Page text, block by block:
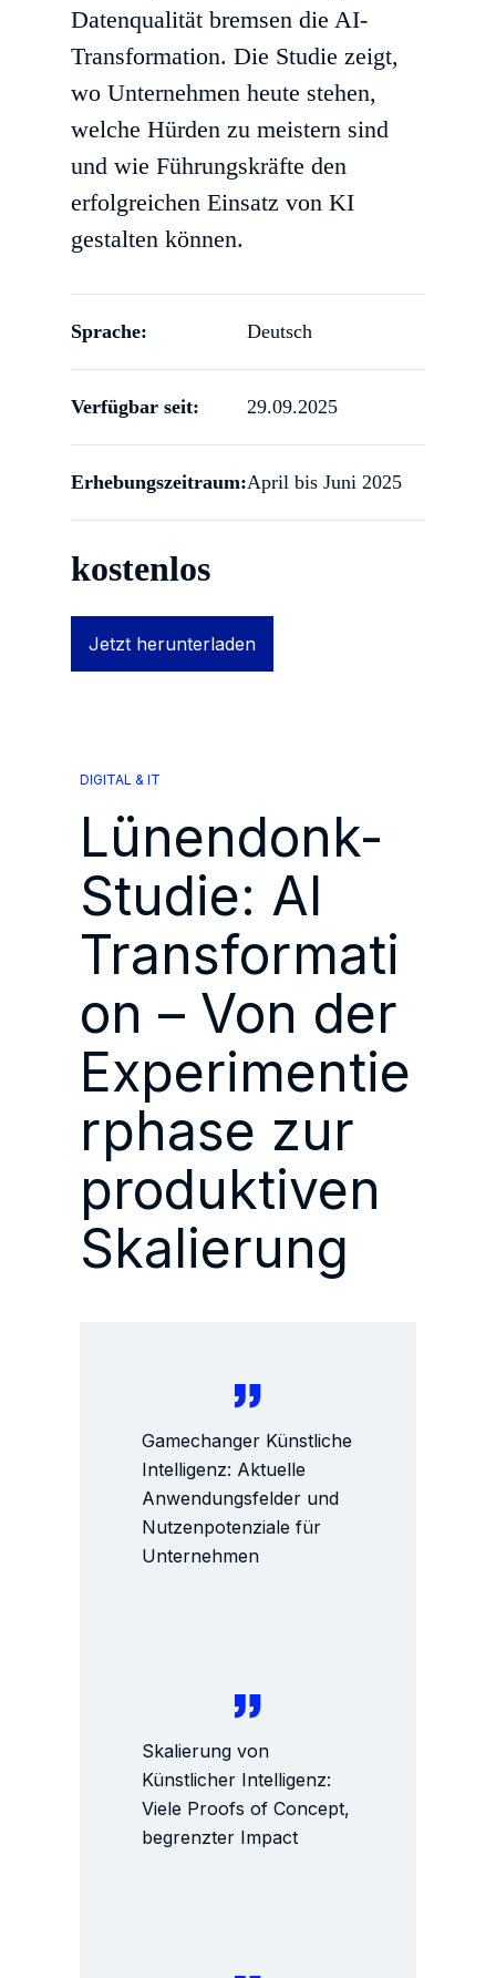
Datenqualität bremsen die AI-
Transformation. Die Studie zeigt,
wo Unternehmen heute stehen,
welche Hürden zu meistern sind
und wie Führungskräfte den
erfolgreichen Einsatz von KI
gestalten können.
Sprache: Deutsch
Verfügbar seit: 29.09.2025
Erhebungszeitraum:April bis Juni 2025
kostenlos
Jetzt herunterladen
DIGITAL & IT
Lünendonk-
Studie: AI
Transformati
on – Von der
Experimentie
rphase zur
produktiven
Skalierung
Gamechanger Künstliche
Intelligenz: Aktuelle
Anwendungsfelder und
Nutzenpotenziale für
Unternehmen
Skalierung von
Künstlicher Intelligenz:
Viele Proofs of Concept,
begrenzter Impact